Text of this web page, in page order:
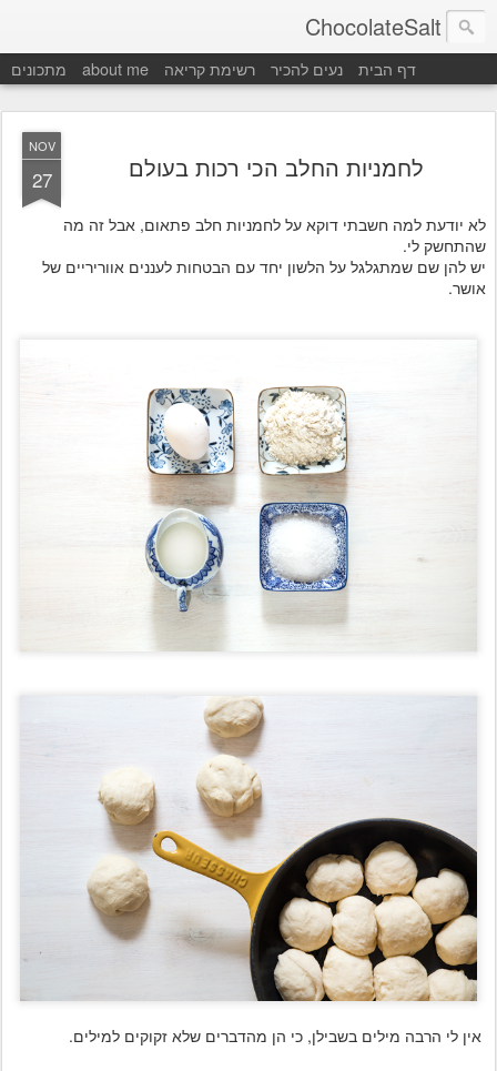
ChocolateSalt
דף הבית נעים להכיר רשימת קריאה about me מתכונים
NOV
27 לחמניות החלב הכי רכות בעולם
לא יודעת למה חשבתי דוקא על לחמניות חלב פתאום, אבל זה מה
שהתחשק לי.
יש להן שם שמתגלגל על הלשון יחד עם הבטחות לעננים אווריריים של
אושר.
אין לי הרבה מילים בשבילן, כי הן מהדברים שלא זקוקים למילים.